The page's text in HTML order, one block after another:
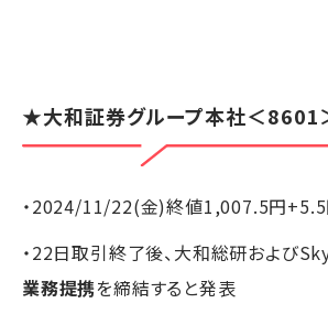
★大和証券グループ本社＜8601
・2024/11/22(金)終値1,007.5円
・22日取引終了後、大和総研および
業務提携を締結すると発表